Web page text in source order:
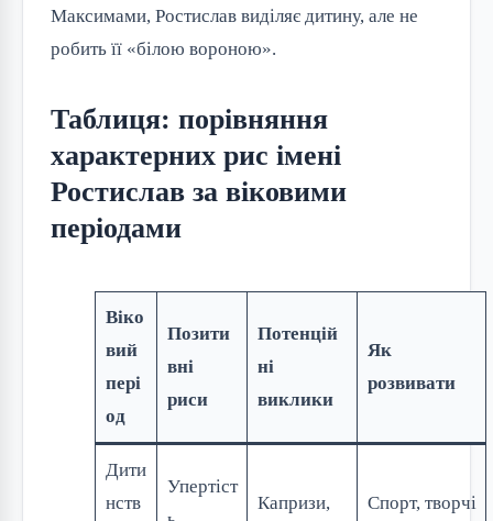
Максимами, Ростислав виділяє дитину, але не
робить її «білою вороною».
Таблиця: порівняння
характерних рис імені
Ростислав за віковими
періодами
Віко
вий
пері
од
Позити
вні
риси
Потенцій
ні
виклики
Як
розвивати
Дити
нств
Упертіст
Капризи,
Спорт, творчі